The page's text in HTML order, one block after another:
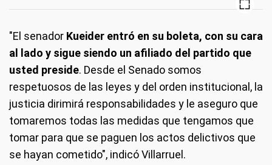
"El senador Kueider entró en su boleta, con su cara
al lado y sigue siendo un afiliado del partido que
usted preside. Desde el Senado somos
respetuosos de las leyes y del orden institucional, la
justicia dirimirá responsabilidades y le aseguro que
tomaremos todas las medidas que tengamos que
tomar para que se paguen los actos delictivos que
se hayan cometido", indicó Villarruel.